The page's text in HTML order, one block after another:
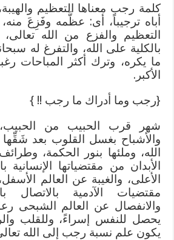
كلمة رجب معناها التعظيم
أباه ترجيباً، أى: عظَّمه وفَزِعَ
التعظيم والفزع من الله
بالكلية على الله، والتفرغ له
ما يكره، وترك أكثر المباحات
الأكبر.
{رجب وما أدراك ما رجب !! }
شهر قرب الحبيب من
والأشباح بغسل القلوب بعد
الله، وملئها بنور الحكمة،
الأبدان من مقتضياتها الإنسانية
الأعلى، والغيبة عن العالم
مقتضيات الآدمية بالاتصال
والانفصال عن العالم الشبحى
يحصل للنفس إسراءً، وللقلب
يكون علم نسبة رجب إلى الله